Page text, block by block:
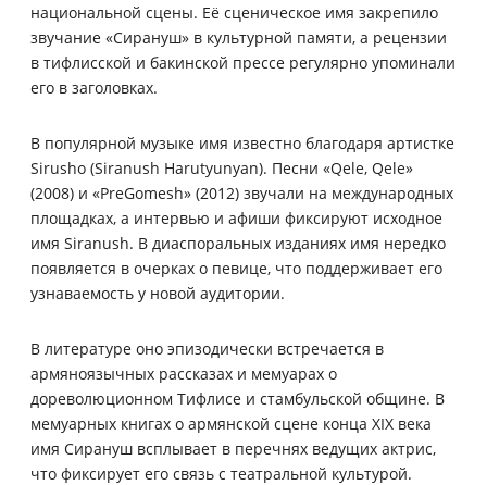
национальной сцены. Её сценическое имя закрепило
звучание «Сирануш» в культурной памяти, а рецензии
в тифлисской и бакинской прессе регулярно упоминали
его в заголовках.
В популярной музыке имя известно благодаря артистке
Sirusho (Siranush Harutyunyan). Песни «Qele, Qele»
(2008) и «PreGomesh» (2012) звучали на международных
площадках, а интервью и афиши фиксируют исходное
имя Siranush. В диаспоральных изданиях имя нередко
появляется в очерках о певице, что поддерживает его
узнаваемость у новой аудитории.
В литературе оно эпизодически встречается в
армяноязычных рассказах и мемуарах о
дореволюционном Тифлисе и стамбульской общине. В
мемуарных книгах о армянской сцене конца XIX века
имя Сирануш всплывает в перечнях ведущих актрис,
что фиксирует его связь с театральной культурой.